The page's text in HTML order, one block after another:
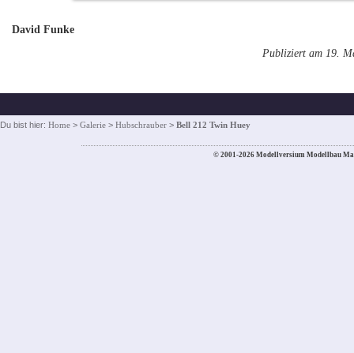
David Funke
Publiziert am 19.
Du bist hier: Home > Galerie > Hubschrauber > Bell 212 Twin Huey
© 2001-2026 Modellversium Modellbau